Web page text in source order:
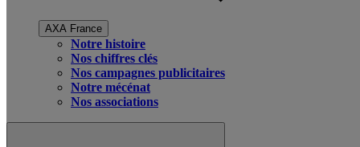
AXA France
Notre histoire
Nos chiffres clés
Nos campagnes publicitaires
Notre mécénat
Nos associations